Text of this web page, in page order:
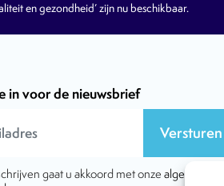
en gezondheid’ zijn nu beschikbaar.
in voor de nieuwsbrief
Versturen
gaat u akkoord met onze algemene